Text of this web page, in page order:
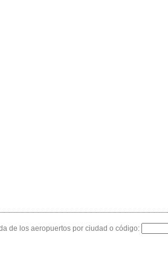
de los aeropuertos por ciudad o código: